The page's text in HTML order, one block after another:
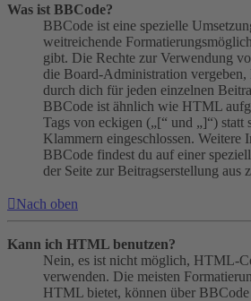
Was ist BBCode?
BBCode ist eine spezielle
weitreichende
gibt. Die Rechte zur Verwendung
die Board-Administration vergeben,
durch dich für jeden einzelnen
BBCode ist ähnlich wie HTML
Tags von eckigen („[“ und „]“) statt
Klammern eingeschlossen. Weitere
BBCode findest du auf einer
der Seite zur Beitragserstellung aus
Nach oben
Kann ich HTML benutzen?
Nein, es ist nicht möglich, HTML-
verwenden. Die meisten
HTML bietet, können über